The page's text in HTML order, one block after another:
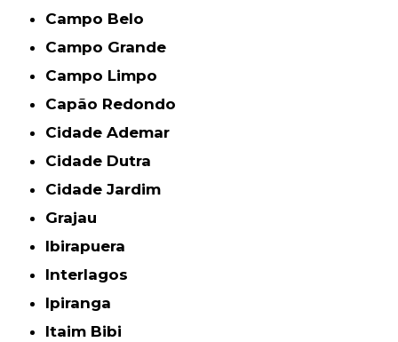
Campo Belo
Campo Grande
Campo Limpo
Capão Redondo
Cidade Ademar
Cidade Dutra
Cidade Jardim
Grajau
Ibirapuera
Interlagos
Ipiranga
Itaim Bibi